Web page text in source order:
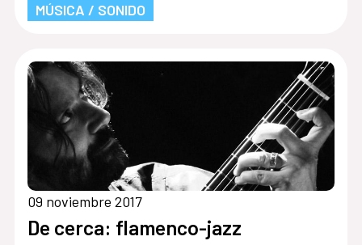
MÚSICA / SONIDO
09 noviembre 2017
De cerca: flamenco-jazz